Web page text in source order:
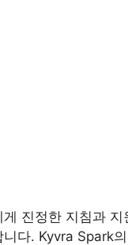
진정한 지침과
다. Kyvra Spark